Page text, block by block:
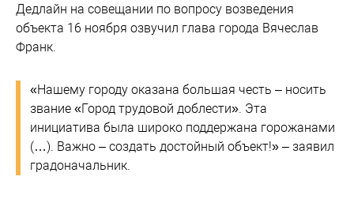
Дедлайн на совещании по вопросу возведения
объекта 16 ноября озвучил глава города Вячеслав
Франк.
«Нашему городу оказана большая честь – носить
звание «Город трудовой доблести». Эта
инициатива была широко поддержана горожанами
(…). Важно – создать достойный объект!» – заявил
градоначальник.